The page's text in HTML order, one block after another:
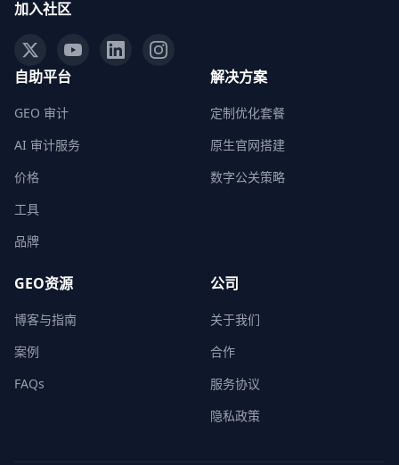
加入社区
自助平台
GEO 审计
AI 审计服务
价格
工具
品牌
解决方案
定制优化套餐
原生官网搭建
数字公关策略
GEO资源
博客与指南
案例
FAQs
公司
关于我们
合作
服务协议
隐私政策